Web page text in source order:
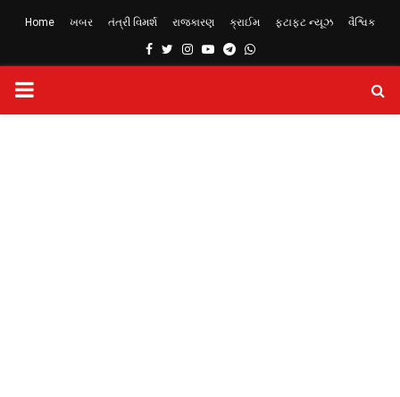
Home ખબર તંત્રી વિમર્શ રાજકારણ ક્રાઈમ ફટાફટ ન્યૂઝ વૈશ્વિક
Facebook
TwitterInstagram
YoutubeTelegram
Whatsapp
PRIMARY